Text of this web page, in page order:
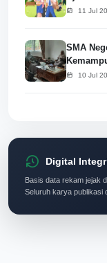
11 Jul
SMA
10 Jul
Digital
Basis data rekam jejak
Seluruh karya publikasi